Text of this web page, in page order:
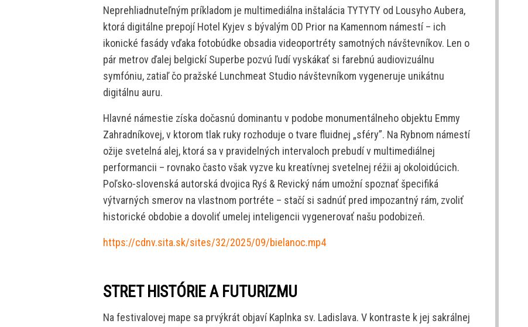
Neprehliadnuteľným príkladom je multimediálna inštalácia TYTYTY od Lousyho Aubera,
ktorá digitálne prepojí Hotel Kyjev s bývalým OD Prior na Kamennom námestí – ich
ikonické fasády vďaka fotobúdke obsadia videoportréty samotných návštevníkov. Len o
pár metrov ďalej belgickí Superbe pozvú ľudí vyskákať si farebnú audiovizuálnu
symfóniu, zatiaľ čo pražské Lunchmeat Studio návštevníkom vygeneruje unikátnu
digitálnu auru.
Hlavné námestie získa dočasnú dominantu v podobe monumentálneho objektu Emmy
Zahradníkovej, v ktorom tlak ruky rozhoduje o tvare fluidnej „sféry”. Na Rybnom námestí
ožije svetelná alej, ktorá sa v pravidelných intervaloch prebudí v multimediálnej
performancii – rovnako často však vyzve ku kreatívnej svetelnej réžii aj okoloidúcich.
Poľsko-slovenská autorská dvojica Ryś & Revický nám umožní spoznať špecifiká
výtvarných smerov na vlastnom portréte – stačí si sadnúť pred impozantný rám, zvoliť
historické obdobie a dovoliť umelej inteligencii vygenerovať našu podobizeň.
https://cdnv.sita.sk/sites/32/2025/09/bielanoc.mp4
STRET HISTÓRIE A FUTURIZMU
Na festivalovej mape sa prvýkrát objaví Kaplnka sv. Ladislava. V kontraste k jej sakrálnej